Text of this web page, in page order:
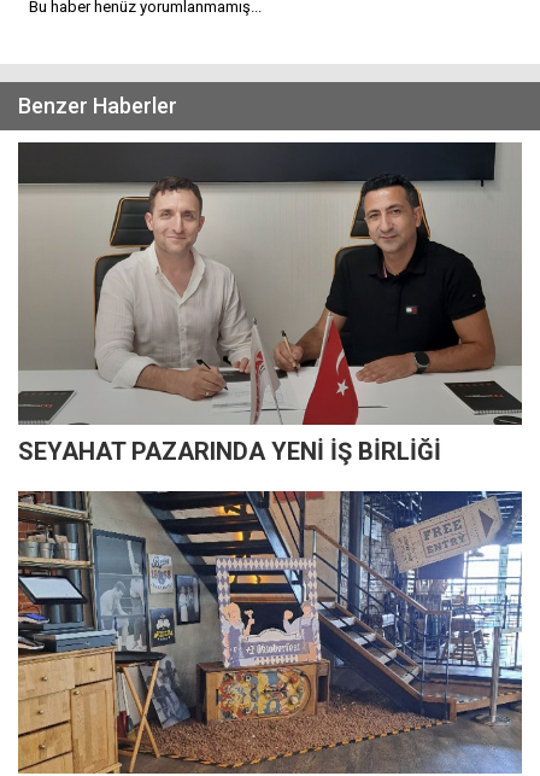
Bu haber henüz yorumlanmamış...
Benzer Haberler
SEYAHAT PAZARINDA YENİ İŞ BİRLİĞİ